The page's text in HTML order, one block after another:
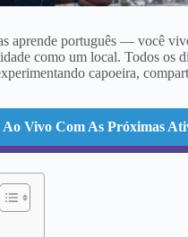
aprende português — você
como um local. Todos os
capoeira,
Vivo Com As Próximas